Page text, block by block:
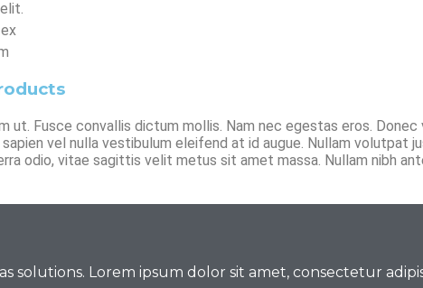
ut. Fusce convallis dictum mollis. Nam nec egestas eros.
vel nulla vestibulum eleifend at id augue. Nullam volutpat
odio, vitae sagittis velit metus sit amet massa. Nullam nibh
solutions. Lorem ipsum dolor sit amet, consectetur